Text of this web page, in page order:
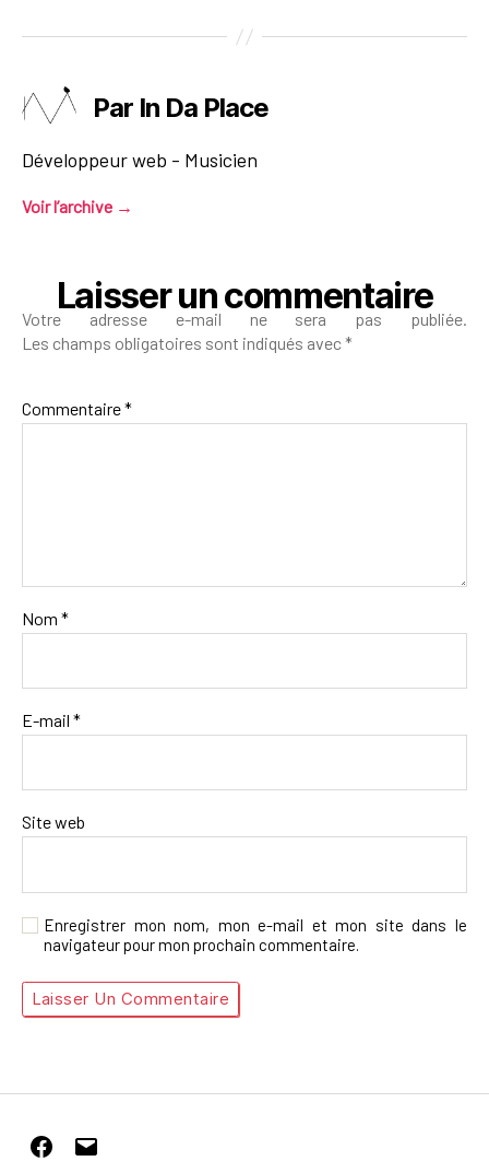
Par In Da Place
Développeur web - Musicien
Voir l’archive →
Laisser un commentaire
Votre adresse e-mail ne sera pas publiée.
Les champs obligatoires sont indiqués avec*
Commentaire*
Nom *
E-mail *
Site web
Enregistrer mon nom, mon e-mail et mon site dans le
navigateur pour mon prochain commentaire.
Facebook
E-
mail